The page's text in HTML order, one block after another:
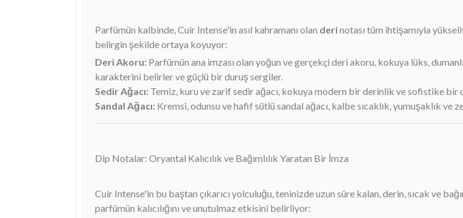
Parfümün kalbinde, Cuir Intense'in asıl kahramanı olan derinotası tüm ihtişamıyla
belirgin şekilde ortaya koyuyor:
Deri Akoru: Parfümün ana imzası olan yoğun ve gerçekçi deri akoru, kokuya lüks,
karakterini belirler ve güçlü bir duruş sergiler.
Sedir Ağacı: Temiz, kuru ve zarif sedir ağacı, kokuya modern bir derinlik ve sofistike bir
Sandal Ağacı: Kremsi, odunsu ve hafif sütlü sandal ağacı, kalbe sıcaklık, yumuşaklık ve
Dip Notalar: Oryantal Kalıcılık ve Bağımlılık Yaratan Bir İmza
Cuir Intense'in bu baştan çıkarıcı yolculuğu, teninizde uzun süre kalan, derin, sıcak ve
parfümün kalıcılığını ve unutulmaz etkisini belirliyor: